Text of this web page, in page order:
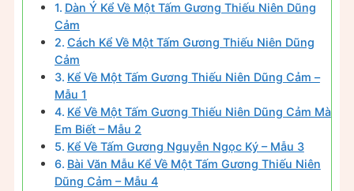
Dàn Ý Kể Về Một Tấm Gương Thiếu Niên Dũng
Cảm
Cách Kể Về Một Tấm Gương Thiếu Niên Dũng
Cảm
Kể Về Một Tấm Gương Thiếu Niên Dũng Cảm –
Mẫu 1
Kể Về Một Tấm Gương Thiếu Niên Dũng Cảm Mà
Em Biết – Mẫu 2
Kể Về Tấm Gương Nguyễn Ngọc Ký – Mẫu 3
Bài Văn Mẫu Kể Về Một Tấm Gương Thiếu Niên
Dũng Cảm – Mẫu 4